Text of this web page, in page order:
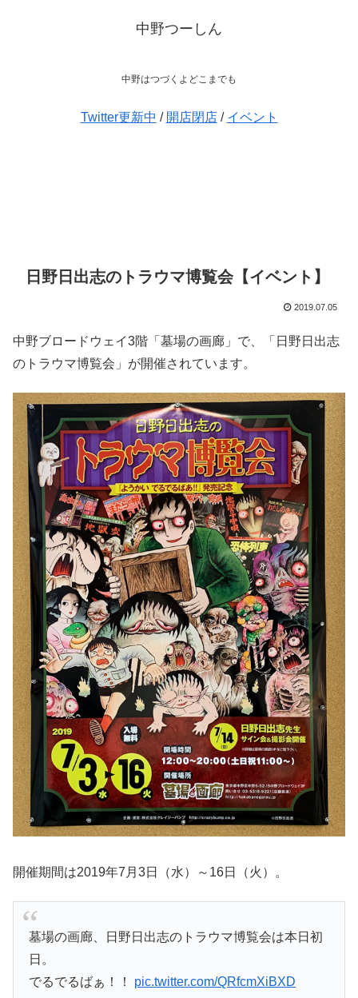
中野つーしん
中野はつづくよどこまでも
Twitter更新中 / 開店閉店/ イベント
日野日出志のトラウマ博覧会【イベント】
2019.07.05
中野ブロードウェイ3階「墓場の画廊」で、「日野日出志
のトラウマ博覧会」が開催されています。
開催期間は2019年7月3日（水）～16日（火）。
墓場の画廊、日野日出志のトラウマ博覧会は本日初
日。
でるでるばぁ！！ pic.twitter.com/QRfcmXiBXD